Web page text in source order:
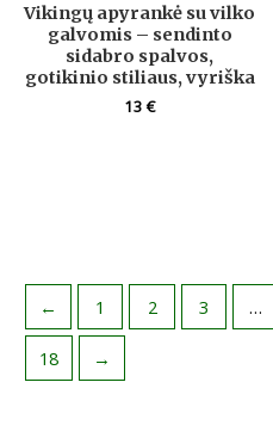
Vikingų apyrankė su vilko
galvomis – sendinto
sidabro spalvos,
gotikinio stiliaus, vyriška
13€
← 1 2 3 …
18 →